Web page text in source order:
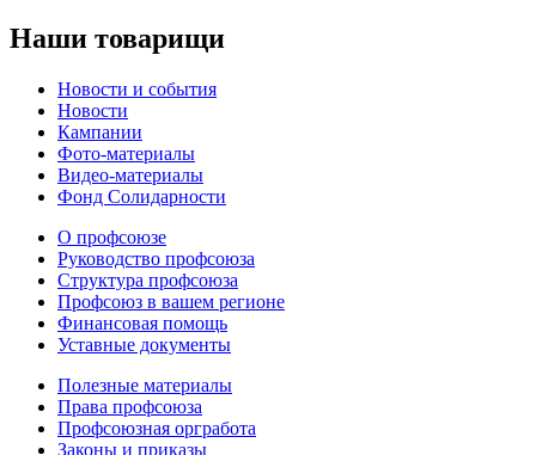
Наши товарищи
Новости и события
Новости
Кампании
Фото-материалы
Видео-материалы
Фонд Солидарности
О профсоюзе
Руководство профсоюза
Структура профсоюза
Профсоюз в вашем регионе
Финансовая помощь
Уставные документы
Полезные материалы
Права профсоюза
Профсоюзная оргработа
Законы и приказы